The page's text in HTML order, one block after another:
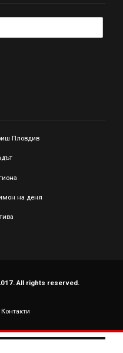
Пловдив
на деня
All rights reserved.
Контакти